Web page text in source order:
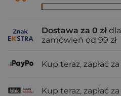
Dostawa za 0 zł dla
zamówień od 99 zł
Kup teraz, zapłać za
Kup teraz, zapłać za